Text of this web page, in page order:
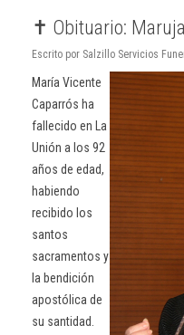
✝️ Obituario:
Escrito por Salzillo Servicios
María Vicente
Caparrós ha
fallecido en La
Unión a los 92
años de edad,
habiendo
recibido los
santos
sacramentos y
la bendición
apostólica de
su santidad.